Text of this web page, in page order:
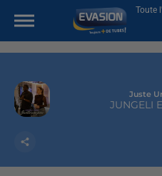
Toute
Juste
JUNGELI